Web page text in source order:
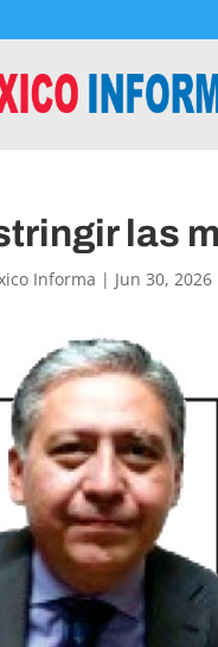
las
Informa | Jun 30, 2026